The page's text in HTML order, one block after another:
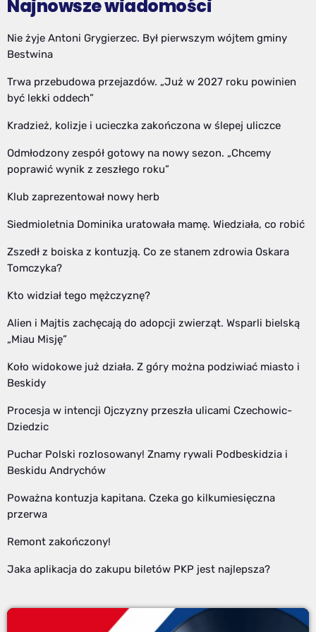
Najnowsze wiadomości
Nie żyje Antoni Grygierzec. Był pierwszym wójtem gminy
Bestwina
Trwa przebudowa przejazdów. „Już w 2027 roku powinien
być lekki oddech”
Kradzież, kolizje i ucieczka zakończona w ślepej uliczce
Odmłodzony zespół gotowy na nowy sezon. „Chcemy
poprawić wynik z zeszłego roku”
Klub zaprezentował nowy herb
Siedmioletnia Dominika uratowała mamę. Wiedziała, co robić
Zszedł z boiska z kontuzją. Co ze stanem zdrowia Oskara
Tomczyka?
Kto widział tego mężczyznę?
Alien i Majtis zachęcają do adopcji zwierząt. Wsparli bielską
„Miau Misję”
Koło widokowe już działa. Z góry można podziwiać miasto i
Beskidy
Procesja w intencji Ojczyzny przeszła ulicami Czechowic-
Dziedzic
Puchar Polski rozlosowany! Znamy rywali Podbeskidzia i
Beskidu Andrychów
Poważna kontuzja kapitana. Czeka go kilkumiesięczna
przerwa
Remont zakończony!
Jaka aplikacja do zakupu biletów PKP jest najlepsza?